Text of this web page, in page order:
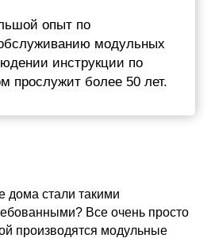
опыт по
модульных
инструкции по
прослужит более 50 лет.
дома стали такими
Все очень просто
производятся модульные
на